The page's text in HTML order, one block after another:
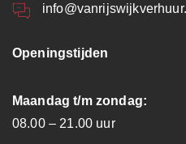
Openingstijden
Maandag t/m zondag:
08.00 – 21.00 uur